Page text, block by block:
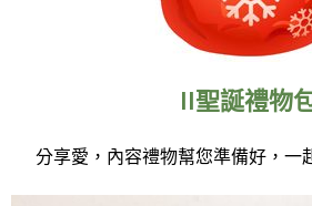
II聖誕禮物
分享愛，內容禮物幫您準備好，一